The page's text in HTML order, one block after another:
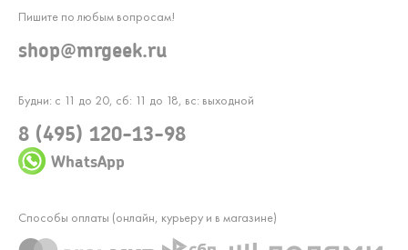
Будни: с 11 до 20, сб: 11 до 18, вс: выходной
8 (495) 120-13-98
WhatsApp
Пишите по любым вопросам!
shop@mrgeek.ru
Способы оплаты (онлайн, курьеру и в магазине)